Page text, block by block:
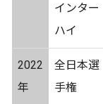
インター
ハイ
2022
年
全日本選
手権